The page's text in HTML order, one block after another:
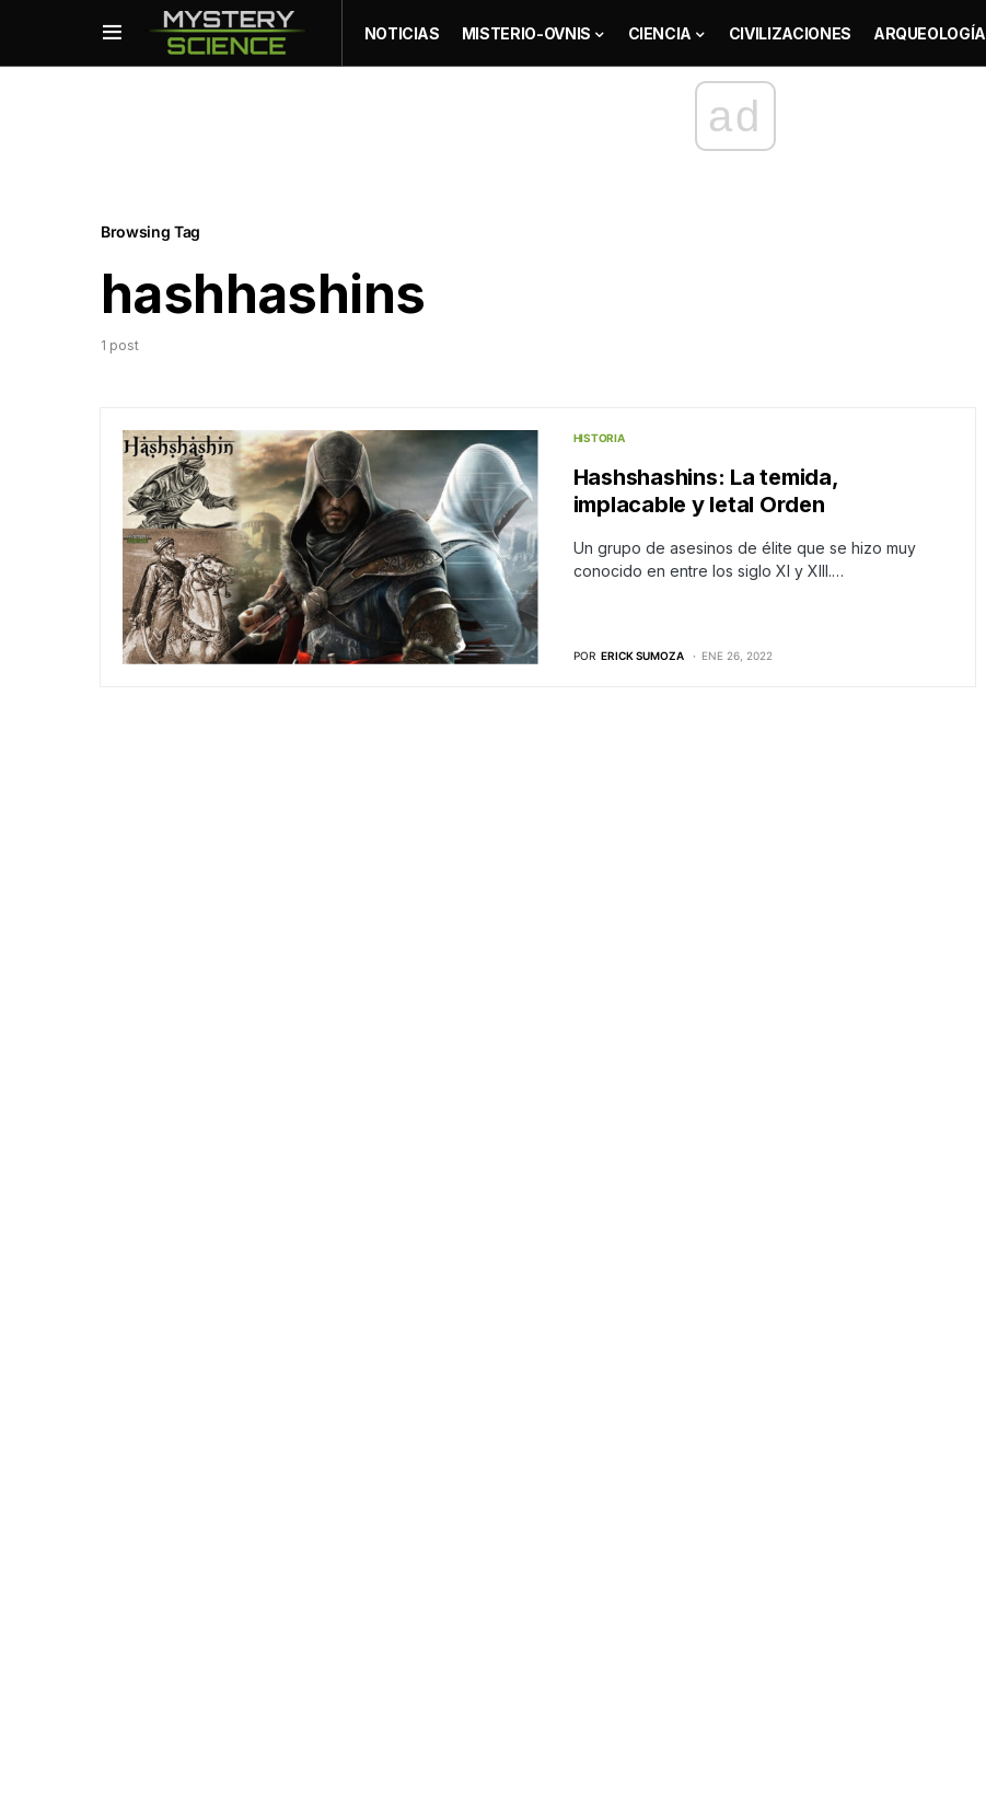
NOTICIAS MISTERIO-OVNIS CIENCIA CIVILIZACIONES ARQUEOLOGÍA
ad
Browsing Tag
hashhashins
1 post
HISTORIA
Hashshashins: La temida,
implacable y letal Orden
Un grupo de asesinos de élite que se hizo muy
conocido en entre los siglo XI y XIII.…
POR ERICK SUMOZA ENE 26, 2022